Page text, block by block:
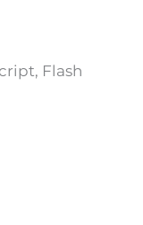
Flash